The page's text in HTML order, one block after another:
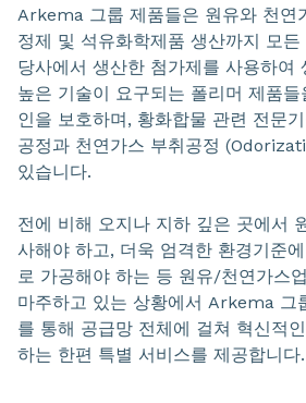
Arkema 그룹 제품들은 원유와 천연
정제 및 석유화학제품 생산까지 모
당사에서 생산한 첨가제를 사용하여
높은 기술이 요구되는 폴리머 제품
인을 보호하며, 황화합물 관련 전문
공정과 천연가스 부취공정
있습니다.
전에 비해 오지나 지하 깊은 곳에서
사해야 하고, 더욱 엄격한 환경기준
로 가공해야 하는 등 원유/천연가스
마주하고 있는 상황에서 Arkema 그
를 통해 공급망 전체에 걸쳐 혁신적
하는 한편 특별 서비스를 제공합니다.